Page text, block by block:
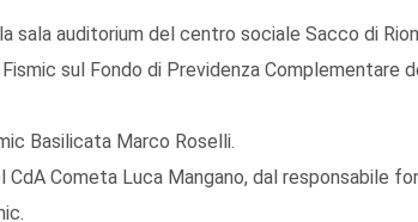
sala auditorium del centro sociale Sacco di
sul Fondo di Previdenza Complementare
Basilicata Marco Roselli.
Cometa Luca Mangano, dal responsabile